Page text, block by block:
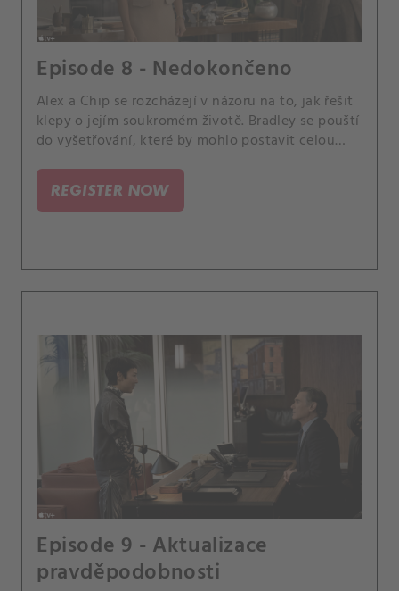
Episode 8 - Nedokončeno
Alex a Chip se rozcházejí v názoru na to, jak řešit
klepy o jejím soukromém životě. Bradley se pouští
do vyšetřování, které by mohlo postavit celou
REGISTER NOW
Episode 9 - Aktualizace
pravděpodobnosti